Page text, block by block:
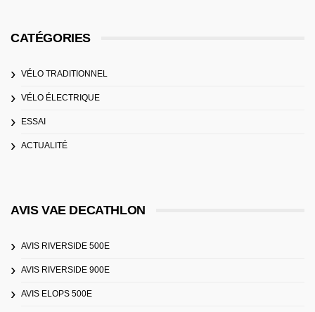
CATÉGORIES
VÉLO TRADITIONNEL
VÉLO ÉLECTRIQUE
ESSAI
ACTUALITÉ
AVIS VAE DECATHLON
AVIS RIVERSIDE 500E
AVIS RIVERSIDE 900E
AVIS ELOPS 500E